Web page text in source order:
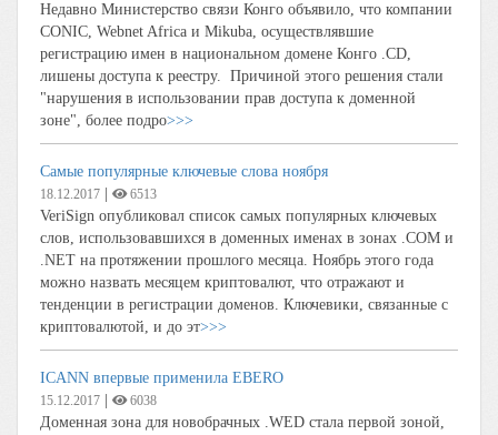
Недавно Министерство связи Конго объявило, что компании
CONIC, Webnet Africa и Mikuba, осуществлявшие
регистрацию имен в национальном домене Конго .CD,
лишены доступа к реестру. Причиной этого решения стали
"нарушения в использовании прав доступа к доменной
зоне", более подро>>>
Самые популярные ключевые слова ноября
18.12.2017 6513
VeriSign опубликовал список самых популярных ключевых
слов, использовавшихся в доменных именах в зонах .COM и
.NET на протяжении прошлого месяца. Ноябрь этого года
можно назвать месяцем криптовалют, что отражают и
тенденции в регистрации доменов. Ключевики, связанные с
криптовалютой, и до эт>>>
ICANN впервые применила EBERO
15.12.2017 6038
Доменная зона для новобрачных .WED стала первой зоной,